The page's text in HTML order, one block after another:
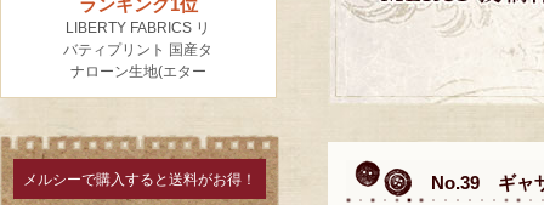
メルシーで購入すると送料がお得！ No.39 ギャ